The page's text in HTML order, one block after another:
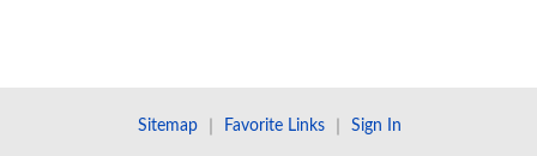
Sitemap Favorite Links Sign In